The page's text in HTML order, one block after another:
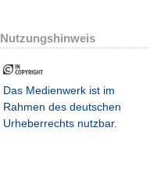
Nutzungshinweis
Das Medienwerk ist im
Rahmen des deutschen
Urheberrechts nutzbar.